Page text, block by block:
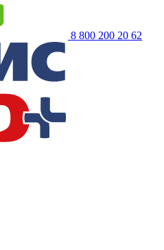
8 800 200 20 62